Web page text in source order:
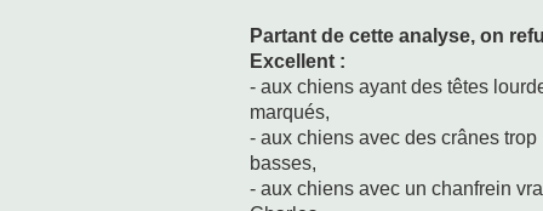
Partant de cette analyse, on
Excellent :
- aux chiens ayant des têtes
marqués,
- aux chiens avec des crânes
basses,
- aux chiens avec un chanfrein